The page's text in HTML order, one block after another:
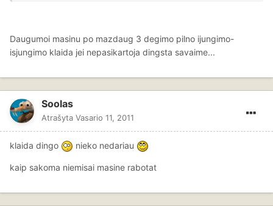
Daugumoi masinu po mazdaug 3 degimo pilno ijungimo-
isjungimo klaida jei nepasikartoja dingsta savaime...
Soolas
Atrašyta Vasario 11, 2011
klaida dingo nieko nedariau
kaip sakoma niemisai masine rabotat